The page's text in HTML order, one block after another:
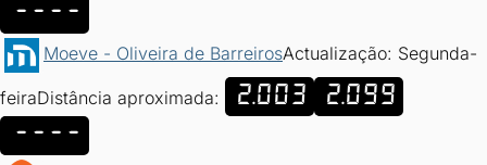
----
Moeve - Oliveira de BarreirosActualização: Segunda-
feiraDistância aproximada: 2.003
2.099
----